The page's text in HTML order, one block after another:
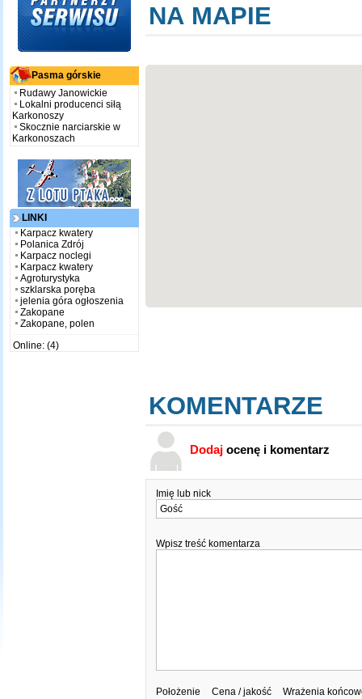
Pasma górskie
Rudawy Janowickie
Lokalni producenci siłą
Karkonoszy
Skocznie narciarskie w
Karkonoszach
LINKI
Karpacz kwatery
Polanica Zdrój
Karpacz noclegi
Karpacz kwatery
Agroturystyka
szklarska poręba
jelenia góra ogłoszenia
Zakopane
Zakopane, polen
Online: (4)
NA MAPIE
KOMENTARZE
Dodajocenę i komentarz
Imię lub nick
Wpisz treść komentarza
Położenie Cena / jakość Wrażenia